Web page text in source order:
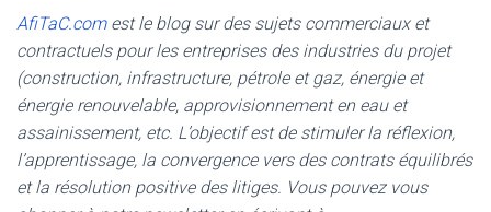
AfiTaC.comest le blog sur des sujets commerciaux et
contractuels pour les entreprises des industries du projet
(construction, infrastructure, pétrole et gaz, énergie et
énergie renouvelable, approvisionnement en eau et
assainissement, etc. L’objectif est de stimuler la réflexion,
l’apprentissage, la convergence vers des contrats équilibrés
et la résolution positive des litiges. Vous pouvez vous